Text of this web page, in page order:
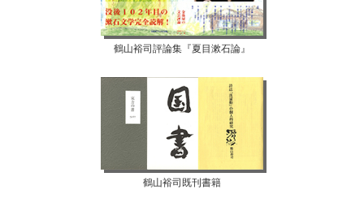
鶴山裕司評論集『夏目漱石論』
鶴山裕司既刊書籍